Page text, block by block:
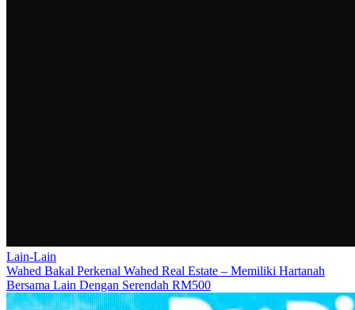
Lain-Lain
Wahed Bakal Perkenal Wahed Real Estate – Memiliki Hartanah
Bersama Lain Dengan Serendah RM500